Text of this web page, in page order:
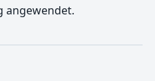
angewendet.